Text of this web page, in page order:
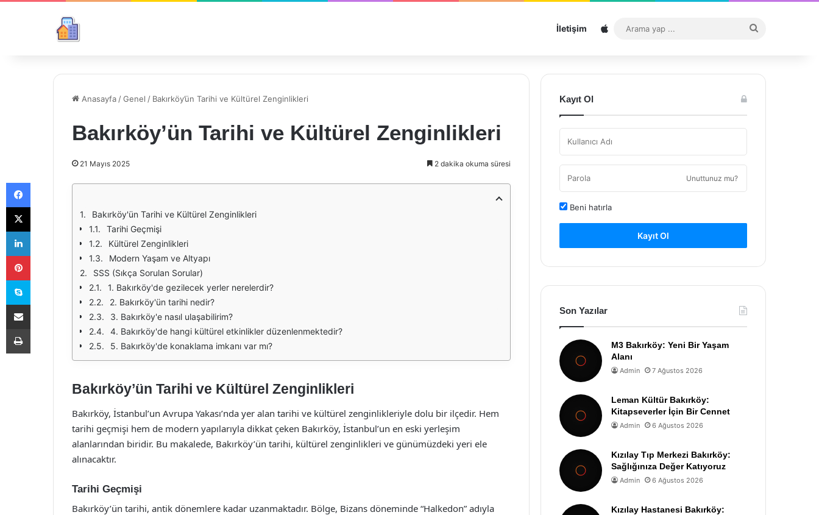
İletişim Sitemap
...
Anasayfa /Genel / Bakırköy’ün Tarihi ve Kültürel Zenginlikleri
Bakırköy’ün Tarihi ve Kültürel Zenginlikleri
21 Mayıs 2025 2 dakika okuma süresi
Bakırköy'ün Tarihi ve Kültürel Zenginlikleri
Tarihi Geçmişi
Kültürel Zenginlikleri
Modern Yaşam ve Altyapı
SSS (Sıkça Sorulan Sorular)
1. Bakırköy'de gezilecek yerler nerelerdir?
2. Bakırköy'ün tarihi nedir?
3. Bakırköy'e nasıl ulaşabilirim?
4. Bakırköy'de hangi kültürel etkinlikler düzenlenmektedir?
5. Bakırköy'de konaklama imkanı var mı?
Bakırköy’ün Tarihi ve Kültürel Zenginlikleri
Bakırköy, İstanbul’un Avrupa Yakası’nda yer alan tarihi ve kültürel zenginlikleriyle dolu bir ilçedir. Hem
tarihi geçmişi hem de modern yapılarıyla dikkat çeken Bakırköy, İstanbul’un en eski yerleşim
alanlarından biridir. Bu makalede, Bakırköy’ün tarihi, kültürel zenginlikleri ve günümüzdeki yeri ele
alınacaktır.
Tarihi Geçmişi
Bakırköy’ün tarihi, antik dönemlere kadar uzanmaktadır. Bölge, Bizans döneminde “Halkedon” adıyla
Kayıt Ol
Unuttunuz mu?
Beni hatırla
Kayıt Ol
Son Yazılar
M3 Bakırköy: Yeni Bir Yaşam
Alanı
Admin 7 Ağustos 2026
Leman Kültür Bakırköy:
Kitapseverler İçin Bir Cennet
Admin 6 Ağustos 2026
Kızılay Tıp Merkezi Bakırköy:
Sağlığınıza Değer Katıyoruz
Admin 6 Ağustos 2026
Kızılay Hastanesi Bakırköy:
Facebook
X
LinkedIn
Pinterest
Skype
E-Posta ile paylaş